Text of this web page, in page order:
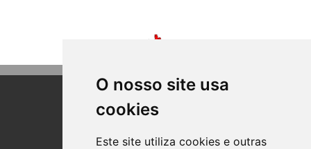
O nosso site usa
cookies
Este site utiliza cookies e outras
BOM PRINCIPIO
RIO GRANDE DO SUL